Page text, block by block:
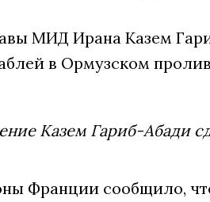
МИД Ирана Казем
в Ормузском
Казем Гариб-Абади
Франции сообщило,